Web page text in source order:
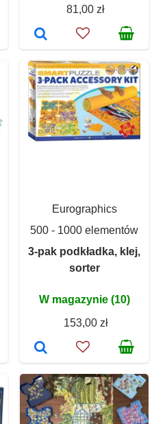
81,00 zł
Eurographics
500 - 1000 elementów
3-pak podkładka, klej,
sorter
W magazynie (10)
153,00 zł